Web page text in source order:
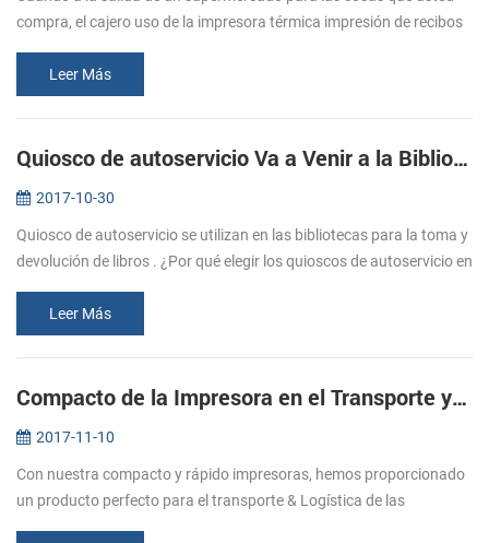
compra, el cajero uso de la impresora térmica impresión de recibos
Este...Leer Más
Quiosco de autoservicio Va a Venir a la Biblioteca
2017-10-30
Quiosco de autoservicio se utilizan en las bibliotecas para la toma y
devolución de libros . ¿Por qué elegir los quioscos de autoservicio en
Leer Más
Compacto de la Impresora en el Transporte y la Logística
2017-11-10
Con nuestra compacto y rápido impresoras, hemos proporcionado
un producto perfecto para el transporte & Logística de las